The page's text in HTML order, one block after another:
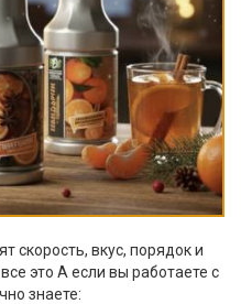
скорость, вкус, порядок и
это А если вы работаете с
знаете: